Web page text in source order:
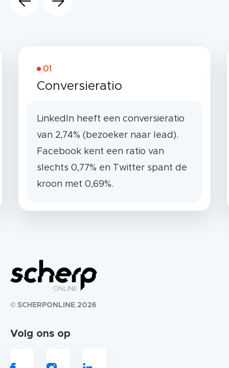
01
Conversieratio
LinkedIn heeft een conversieratio
van 2,74% (bezoeker naar lead).
Facebook kent een ratio van
slechts 0,77% en Twitter spant de
kroon met 0,69%.
© SCHERPONLINE 2026
Volg ons op